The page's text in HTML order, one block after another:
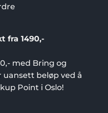
fra 1490,-
med Bring og
beløp ved å
Point i Oslo!